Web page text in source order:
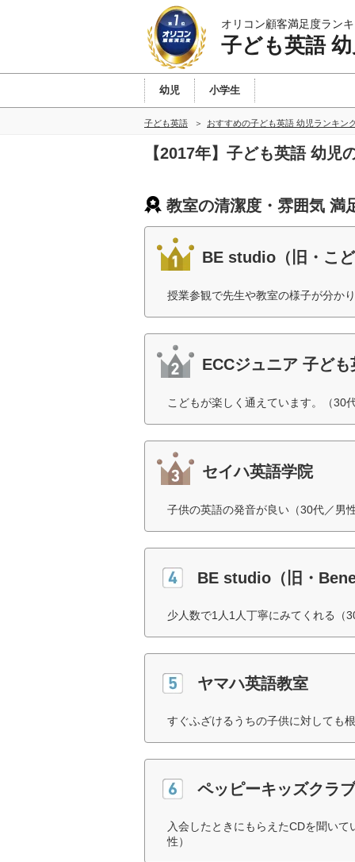
オリコン顧客満足度ラン
子ども英語
幼児 小学生
子ども英語 おすすめの子ども英語 幼児ランキン
【2017年】子ども英語 幼
教室の清潔度・雰囲気 満
BE studio（旧・こど
授業参観で先生や教室の様子が分か
ECCジュニア 子ど
こどもが楽しく通えています。（30
セイハ英語学院
子供の英語の発音が良い（30代／男性
BE studio（旧・
少人数で1人1人丁寧にみてくれる（
ヤマハ英語教室
すぐふざけるうちの子供に対しても
ペッピーキッズクラブ
入会したときにもらえたCDを聞い
性）